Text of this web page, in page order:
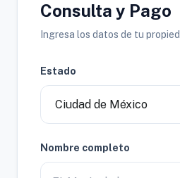
Consulta y Pago
Ingresa los datos de tu
Estado
Nombre completo